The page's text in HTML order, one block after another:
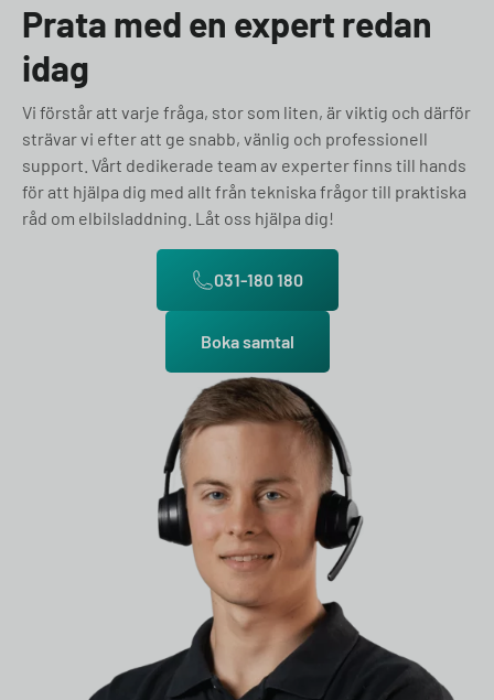
Prata med en expert redan
idag
Vi förstår att varje fråga, stor som liten, är viktig och därför
strävar vi efter att ge snabb, vänlig och professionell
support. Vårt dedikerade team av experter finns till hands
för att hjälpa dig med allt från tekniska frågor till praktiska
råd om elbilsladdning. Låt oss hjälpa dig!
031-180 180
Boka samtal